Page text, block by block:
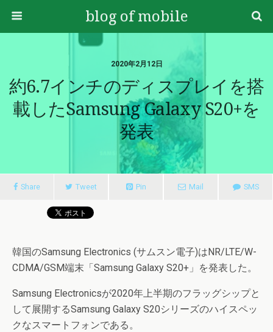
blog of mobile
2020年2月12日
約6.7インチのディスプレイを搭
載したSamsung Galaxy S20+を
発表
Share Tweet Pin Mail SMS
韓国のSamsung Electronics (サムスン電子)はNR/LTE/W-
CDMA/GSM端末「Samsung Galaxy S20+」を発表した。
Samsung Electronicsが2020年上半期のフラッグシップと
して展開するSamsung Galaxy S20シリーズのハイスペッ
クなスマートフォンである。